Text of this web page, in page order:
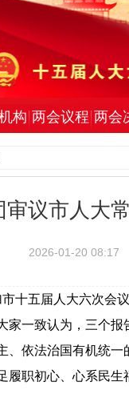
构 两会议程 两会
议市人大
2026-01-20 08:17
五届人大六次会
家一致认为，三个
、依法治国有机统
职初心、心系民生